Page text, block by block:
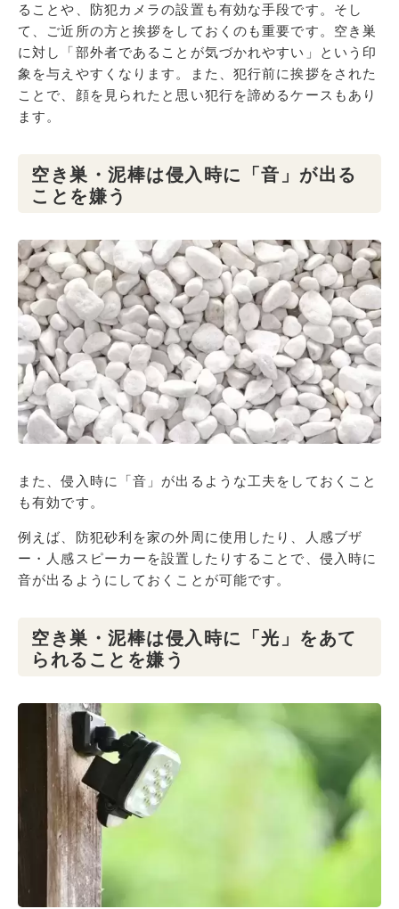
ることや、防犯カメラの設置も有効な手段です。そし
て、ご近所の方と挨拶をしておくのも重要です。空き巣
に対し「部外者であることが気づかれやすい」という印
象を与えやすくなります。また、犯行前に挨拶をされた
ことで、顔を見られたと思い犯行を諦めるケースもあり
ます。
空き巣・泥棒は侵入時に「音」が出る
ことを嫌う
また、侵入時に「音」が出るような工夫をしておくこと
も有効です。
例えば、防犯砂利を家の外周に使用したり、人感ブザ
ー・人感スピーカーを設置したりすることで、侵入時に
音が出るようにしておくことが可能です。
空き巣・泥棒は侵入時に「光」をあて
られることを嫌う